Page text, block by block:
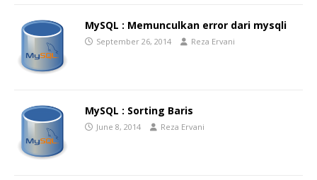
MySQL : Memunculkan error dari mysqli
September 26, 2014 Reza Ervani
MySQL : Sorting Baris
June 8, 2014 Reza Ervani